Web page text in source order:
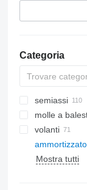
Categoria
semiassi
molle a
volanti
Mostra tutti